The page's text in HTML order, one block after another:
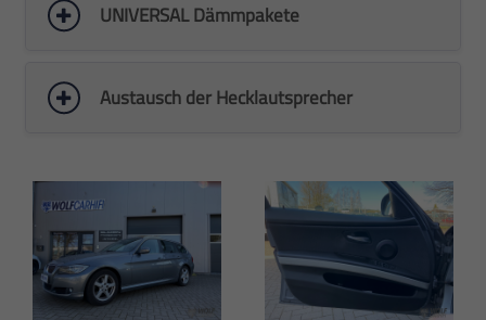
UNIVERSAL Dämmpakete
Austausch der Hecklautsprecher